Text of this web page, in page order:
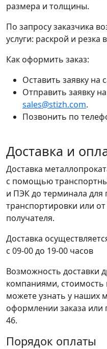
размера и толщины.
По запросу заказчика
услуги: раскрой и резка
Как оформить заказ:
Оставить заявку на
Отправить заявку
sales@stizh.com.
Позвонить по
Доставка и
Доставка
с помощью
и ПЭК до терминала
транспортировки или
получателя.
Доставка
с 09-00 до 19-00 часов
Возможность доставки
компаниями, стоимость
можете узнать у наших
оформлении заказа или
46.
Порядок оплаты